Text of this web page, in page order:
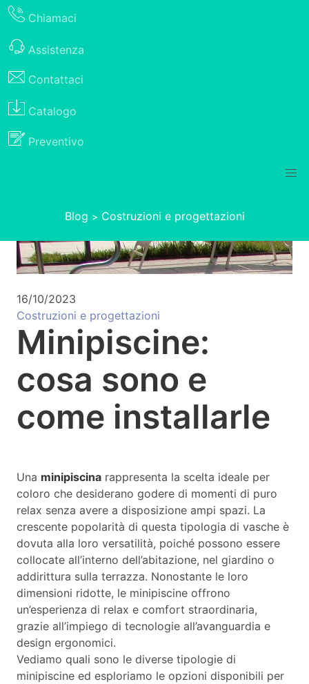
Chiamaci
Assistenza
Contattaci
Catalogo
Preventivo
Blog > Costruzioni e progettazioni
16/10/2023
Costruzioni e progettazioni
Minipiscine:
cosa sono e
come installarle
Una minipiscina rappresenta la scelta ideale per
coloro che desiderano godere di momenti di puro
relax senza avere a disposizione ampi spazi. La
crescente popolarità di questa tipologia di vasche è
dovuta alla loro versatilità, poiché possono essere
collocate all’interno dell’abitazione, nel giardino o
addirittura sulla terrazza. Nonostante le loro
dimensioni ridotte, le minipiscine offrono
un’esperienza di relax e comfort straordinaria,
grazie all’impiego di tecnologie all’avanguardia e
design ergonomici.
Vediamo quali sono le diverse tipologie di
minipiscine ed esploriamo le opzioni disponibili per